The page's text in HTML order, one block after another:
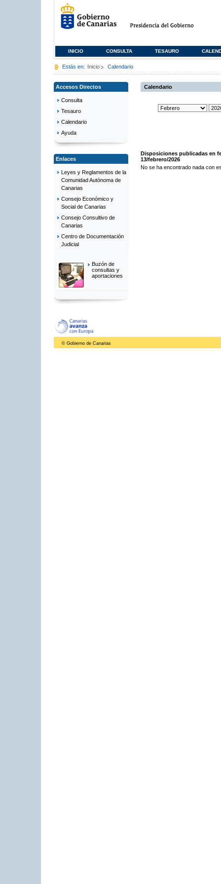
INICIO CONSULTA TESAURO
Estás en: Inicio Calendario
Accesos Directos
Consulta
Tesauro
Calendario
Ayuda
Enlaces
Leyes y Reglamentos de la
Comunidad Autónoma de
Canarias
Consejo Económico y
Social de Canarias
Consejo Consultivo de
Canarias
Centro de Documentación
Judicial
Buzón de
consultas y
aportaciones
Calendario
Disposiciones publicadas en
13/febrero/2026
No se ha encontrado nada con
© Gobierno de Canarias